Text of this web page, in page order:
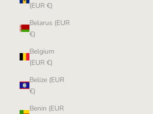
(EUR €)
Belarus (EUR
€)
Belgium
(EUR €)
Belize (EUR
€)
Benin (EUR